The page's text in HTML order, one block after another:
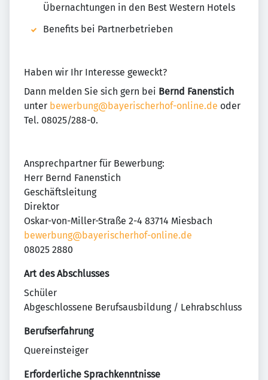
Übernachtungen in den Best Western Hotels
Benefits bei Partnerbetrieben
Haben wir Ihr Interesse geweckt?
Dann melden Sie sich gern bei Bernd Fanenstich
unter bewerbung@bayerischerhof-online.de oder
Tel. 08025/288-0.
Ansprechpartner für Bewerbung:
Herr Bernd Fanenstich
Geschäftsleitung
Direktor
Oskar-von-Miller-Straße 2-4 83714 Miesbach
bewerbung@bayerischerhof-online.de
08025 2880
Art des Abschlusses
Schüler
Abgeschlossene Berufsausbildung / Lehrabschluss
Berufserfahrung
Quereinsteiger
Erforderliche Sprachkenntnisse